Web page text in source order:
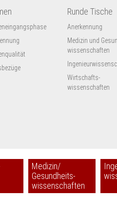
Runde Tische
Anerkennung
Medizin und
wissenschaften
Wirtschafts-
wissenschaften
Medizin/
Gesundheits-
wissenschaften